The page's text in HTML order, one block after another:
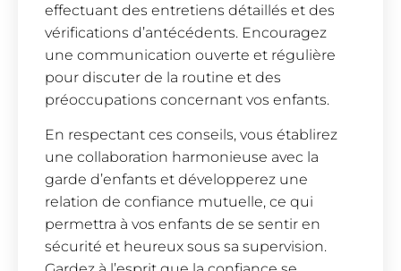
effectuant des entretiens détaillés et des
vérifications d’antécédents. Encouragez
une communication ouverte et régulière
pour discuter de la routine et des
préoccupations concernant vos enfants.
En respectant ces conseils, vous établirez
une collaboration harmonieuse avec la
garde d’enfants et développerez une
relation de confiance mutuelle, ce qui
permettra à vos enfants de se sentir en
sécurité et heureux sous sa supervision.